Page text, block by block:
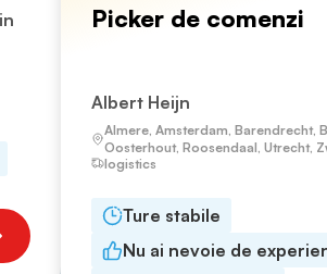
Picker de comenzi
Albert Heijn
Almere, Amsterdam, Barendrecht,
Oosterhout, Roosendaal, Utrecht,
logistics
Ture stabile
Nu ai nevoie de